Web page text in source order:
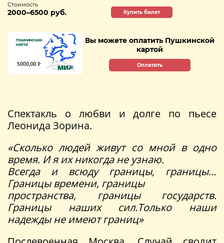
Стоимость
2000–6500 руб. Купить билет
Вы можете оплатить Пушкинской
картой
Оплатить
Спектакль о любви и долге по пьесе
Леонида Зорина.
«Сколько людей живут со мной в одно
время. И я их никогда не узнаю.
Всегда и всюду границы, границы…
Границы времени, границы
пространства, границы государств.
Границы наших сил.Только наши
надежды не имеют границ»